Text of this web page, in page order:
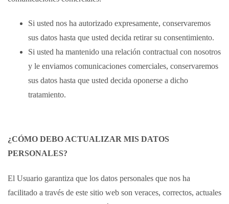
Si usted nos ha autorizado expresamente, conservaremos
sus datos hasta que usted decida retirar su consentimiento.
Si usted ha mantenido una relación contractual con nosotros
y le enviamos comunicaciones comerciales, conservaremos
sus datos hasta que usted decida oponerse a dicho
tratamiento.
¿CÓMO DEBO ACTUALIZAR MIS DATOS
PERSONALES?
El Usuario garantiza que los datos personales que nos ha
facilitado a través de este sitio web son veraces, correctos, actuales